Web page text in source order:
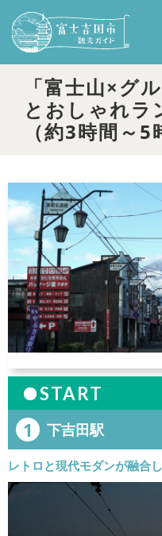
「富士山×グ
とおしゃれラ
（約3時間～5
START
1 下吉田駅
レトロと現代モダンが融合